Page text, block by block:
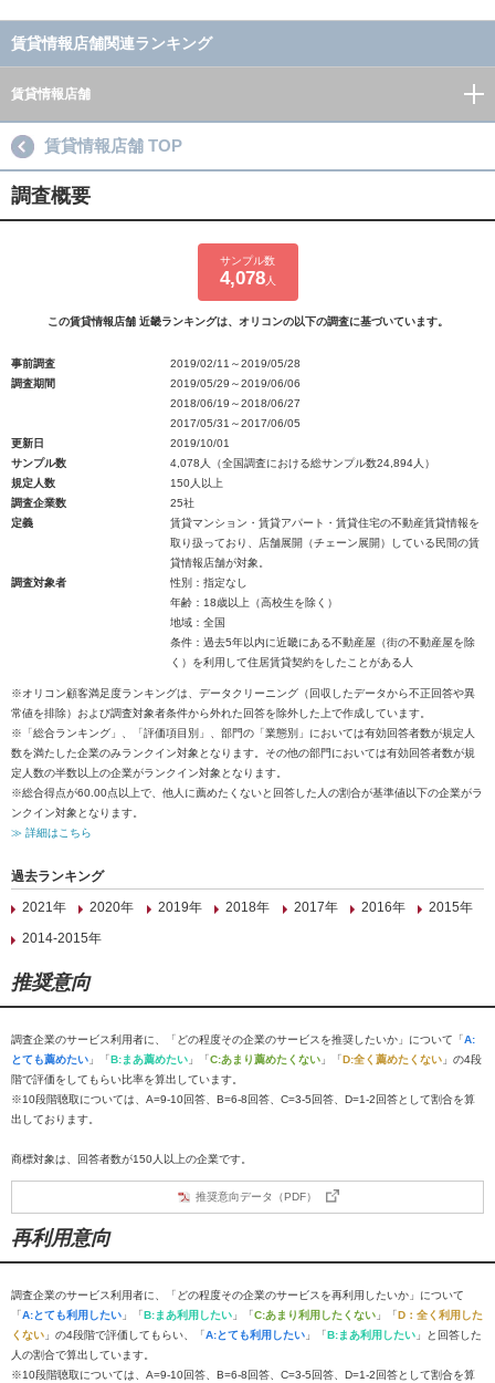
賃貸情報店舗関連ランキング
賃貸情報店舗
賃貸情報店舗 TOP
調査概要
サンプル数
4,078人
この賃貸情報店舗 近畿ランキングは、オリコンの以下の調査に基づいています。
事前調査
2019/02/11～2019/05/28
調査期間
2019/05/29～2019/06/06
2018/06/19～2018/06/27
2017/05/31～2017/06/05
更新日
2019/10/01
サンプル数
4,078人（全国調査における総サンプル数24,894人）
規定人数
150人以上
調査企業数
25社
定義
賃貸マンション・賃貸アパート・賃貸住宅の不動産賃貸情報を
取り扱っており、店舗展開（チェーン展開）している民間の賃
貸情報店舗が対象。
調査対象者
性別：指定なし
年齢：18歳以上（高校生を除く）
地域：全国
条件：過去5年以内に近畿にある不動産屋（街の不動産屋を除
く）を利用して住居賃貸契約をしたことがある人
※オリコン顧客満足度ランキングは、データクリーニング（回収したデータから不正回答や異
常値を排除）および調査対象者条件から外れた回答を除外した上で作成しています。
※「総合ランキング」、「評価項目別」、部門の「業態別」においては有効回答者数が規定人
数を満たした企業のみランクイン対象となります。その他の部門においては有効回答者数が規
定人数の半数以上の企業がランクイン対象となります。
※総合得点が60.00点以上で、他人に薦めたくないと回答した人の割合が基準値以下の企業がラ
ンクイン対象となります。
≫ 詳細はこちら
過去ランキング
2021年
2020年 2019年 2018年 2017年 2016年
2015年
2014-2015年
推奨意向
調査企業のサービス利用者に、「どの程度その企業のサービスを推奨したいか」について「A:
とても薦めたい 」「B:まあ薦めたい 」「C:あまり薦めたくない 」「D:全く薦めたくない 」の4段
階で評価をしてもらい比率を算出しています。
※10段階聴取については、A=9-10回答、B=6-8回答、C=3-5回答、D=1-2回答として割合を算
出しております。
商標対象は、回答者数が150人以上の企業です。
推奨意向データ（PDF）
再利用意向
調査企業のサービス利用者に、「どの程度その企業のサービスを再利用したいか」について
「A:とても利用したい 」「B:まあ利用したい 」「C:あまり利用したくない 」「D：全く利用した
くない 」の4段階で評価してもらい、「A:とても利用したい 」「B:まあ利用したい 」と回答した
人の割合で算出しています。
※10段階聴取については、A=9-10回答、B=6-8回答、C=3-5回答、D=1-2回答として割合を算